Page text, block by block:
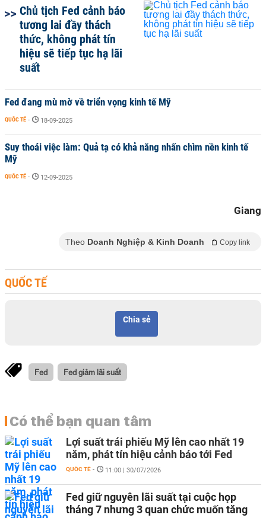
Chủ tịch Fed cảnh báo
tương lai đầy thách
thức, không phát tín
hiệu sẽ tiếp tục hạ lãi
suất
Fed đang mù mờ về triển vọng kinh tế Mỹ
QUỐC TẾ - 18-09-2025
Suy thoái việc làm: Quả tạ có khả năng nhấn chìm nền kinh tế
Mỹ
QUỐC TẾ - 12-09-2025
Giang
Theo Doanh Nghiệp & Kinh Doanh Copy link
QUỐC TẾ
Chia sẻ
Fed Fed giảm lãi suất
Có thể bạn quan tâm
Lợi suất trái phiếu Mỹ lên cao nhất 19
năm, phát tín hiệu cảnh báo tới Fed
QUỐC TẾ - 11:00 | 30/07/2026
Fed giữ nguyên lãi suất tại cuộc họp
tháng 7 nhưng 3 quan chức muốn tăng